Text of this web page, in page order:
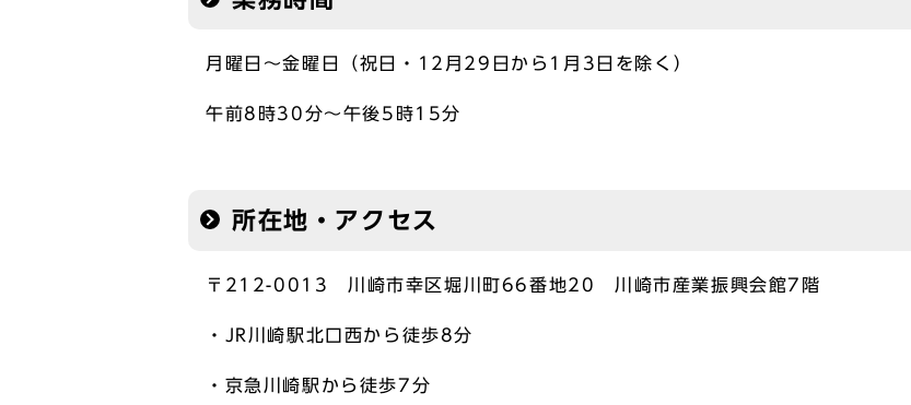
月曜日～金曜日（祝日・12月29日から1月3日を除く）
午前8時30分～午後5時15分
所在地・アクセス
〒212-0013 川崎市幸区堀川町66番地20 川崎市産業振興会館7階
・JR川崎駅北口西から徒歩8分
・京急川崎駅から徒歩7分